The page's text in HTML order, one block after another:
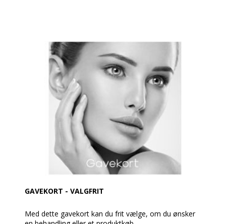
GAVEKORT - VALGFRIT
Med dette gavekort kan du frit vælge, om du ønsker